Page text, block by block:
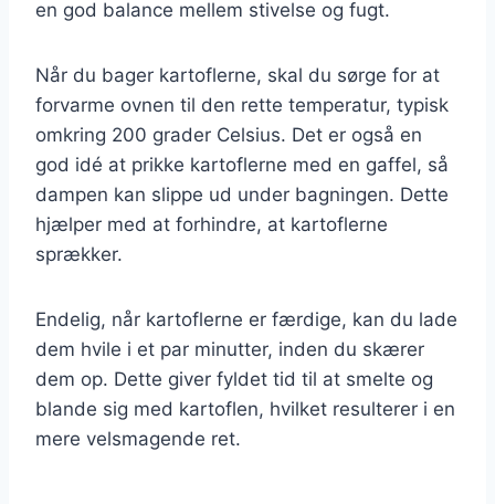
en god balance mellem stivelse og fugt.
Når du bager kartoflerne, skal du sørge for at
forvarme ovnen til den rette temperatur, typisk
omkring 200 grader Celsius. Det er også en
god idé at prikke kartoflerne med en gaffel, så
dampen kan slippe ud under bagningen. Dette
hjælper med at forhindre, at kartoflerne
sprækker.
Endelig, når kartoflerne er færdige, kan du lade
dem hvile i et par minutter, inden du skærer
dem op. Dette giver fyldet tid til at smelte og
blande sig med kartoflen, hvilket resulterer i en
mere velsmagende ret.